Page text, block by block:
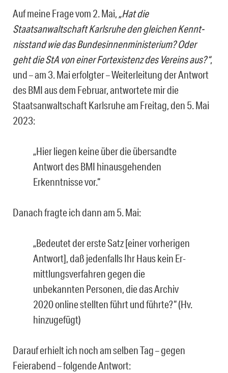
Auf meine Frage vom 2. Mai, „Hat die
Staatsanwaltschaft Karlsruhe den gleichen Kennt­
nisstand wie das Bundesinnenministerium? Oder
geht die StA von einer Fortexistenz des Vereins aus?“,
und – am 3. Mai erfolgter – Weiterleitung der Antwort
des BMI aus dem Februar, antwortete mir die
Staatsanwaltschaft Karlsruhe am Freitag, den 5. Mai
2023:
„Hier liegen keine über die übersandte
Antwort des BMI hinausgehenden
Erkenntnis­se vor.“
Danach fragte ich dann am 5. Mai:
„Bedeutet der erste Satz [einer vorherigen
Antwort], daß jedenfalls Ihr Haus kein Er­
mittlungsverfahren gegen die
unbekannten Personen, die das Archiv
2020 online stellten führt und führte?“ (Hv.
hinzugefügt)
Darauf erhielt ich noch am selben Tag – gegen
Feierabend – folgende Antwort: